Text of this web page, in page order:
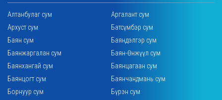
Алтанбулаг сум
Аргалант сум
Архуст сум
Батсүмбэр сум
Баян сум
Баяндэлгэр сум
Баянжаргалан сум
Баян-Өнжүүл сум
Баянхангай сум
Баянцагаан сум
Баянцогт сум
Баянчандмань сум
Борнуур сум
Бүрэн сум